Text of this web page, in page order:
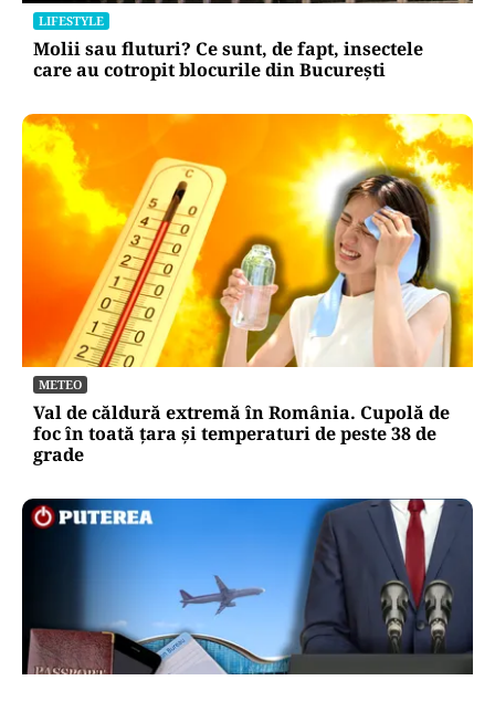
LIFESTYLE
Molii sau fluturi? Ce sunt, de fapt, insectele
care au cotropit blocurile din București
METEO
Val de căldură extremă în România. Cupolă de
foc în toată țara și temperaturi de peste 38 de
grade